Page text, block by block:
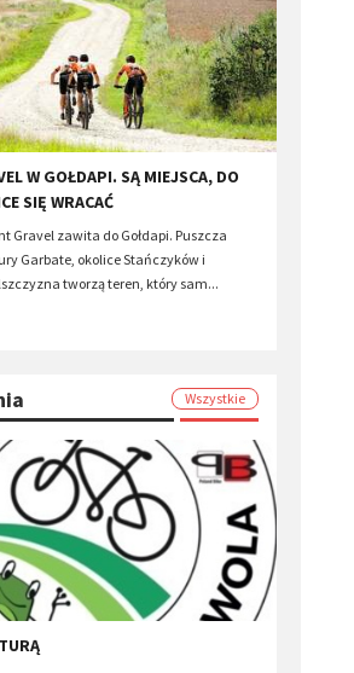
W GOŁDAPI. SĄ MIEJSCA, DO
SIĘ WRACAĆ
Gravel zawita do Gołdapi. Puszcza
Garbate, okolice Stańczyków i
tworzą teren, który sam...
Wszystkie